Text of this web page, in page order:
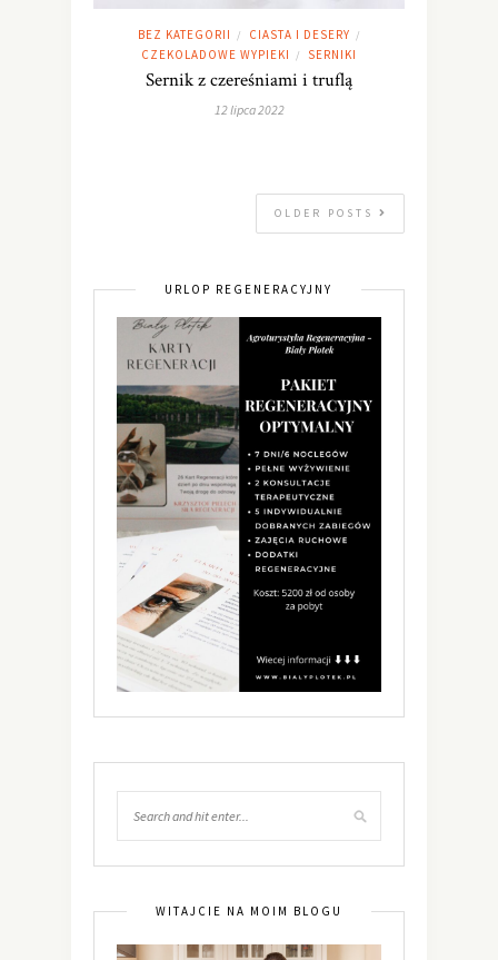
BEZ KATEGORII / CIASTA I DESERY /
CZEKOLADOWE WYPIEKI / SERNIKI
Sernik z czereśniami i truflą
12 lipca 2022
OLDER POSTS
URLOP REGENERACYJNY
WITAJCIE NA MOIM BLOGU